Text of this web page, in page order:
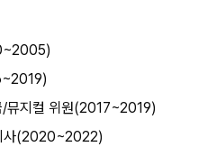
/뮤지컬 위원(2017~2019)
사(2020~2022)